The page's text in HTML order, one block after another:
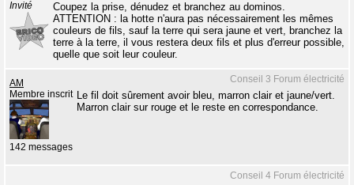
Invité
Coupez la prise, dénudez et branchez au dominos.
ATTENTION : la hotte n'aura pas nécessairement les mêmes
couleurs de fils, sauf la terre qui sera jaune et vert, branchez la
terre à la terre, il vous restera deux fils et plus d'erreur possible,
quelle que soit leur couleur.
Conseil 3 Forum électricité
AM
Membre inscrit
142 messages
Le fil doit sûrement avoir bleu, marron clair et jaune/vert.
Marron clair sur rouge et le reste en correspondance.
Conseil 4 Forum électricité